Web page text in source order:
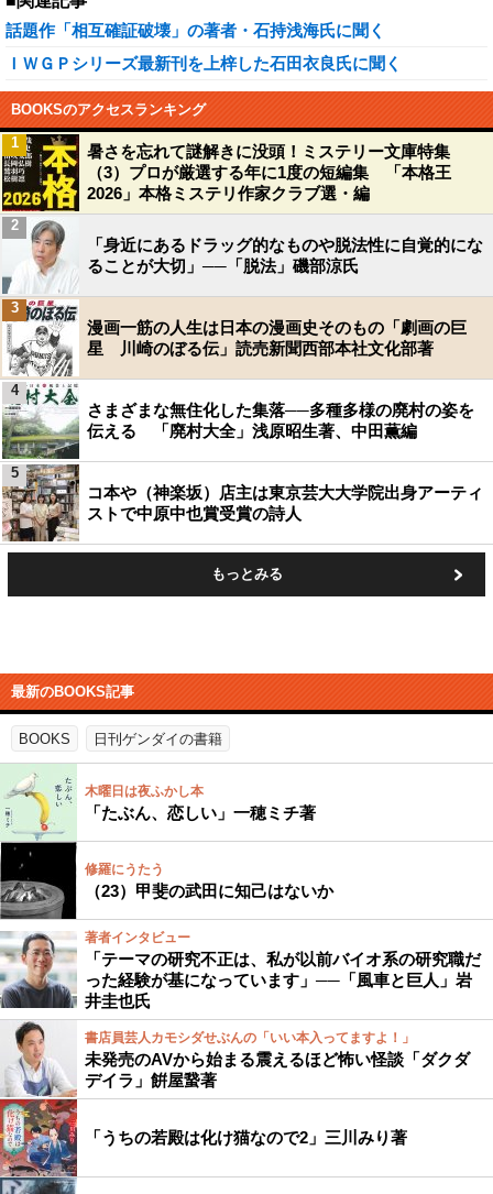
話題作「相互確証破壊」の著者・石持浅海氏に聞く
ＩＷＧＰシリーズ最新刊を上梓した石田衣良氏に聞く
BOOKSのアクセスランキング
暑さを忘れて謎解きに没頭！ミステリー文庫特集
（3）プロが厳選する年に1度の短編集 「本格王
2026」本格ミステリ作家クラブ選・編
1
「身近にあるドラッグ的なものや脱法性に自覚的にな
ることが大切」──「脱法」磯部涼氏
2
漫画一筋の人生は日本の漫画史そのもの「劇画の巨
星 川崎のぼる伝」読売新聞西部本社文化部著
3
さまざまな無住化した集落──多種多様の廃村の姿を
伝える 「廃村大全」浅原昭生著、中田薫編
4
コ本や（神楽坂）店主は東京芸大大学院出身アーティ
ストで中原中也賞受賞の詩人
5
もっとみる
最新のBOOKS記事
BOOKS 日刊ゲンダイの書籍
木曜日は夜ふかし本
「たぶん、恋しい」一穂ミチ著
修羅にうたう
（23）甲斐の武田に知己はないか
著者インタビュー
「テーマの研究不正は、私が以前バイオ系の研究職だ
った経験が基になっています」──「風車と巨人」岩
井圭也氏
書店員芸人カモシダせぶんの「いい本入ってますよ！」
未発売のAVから始まる震えるほど怖い怪談「ダクダ
デイラ」餠屋䖸著
「うちの若殿は化け猫なので2」三川みり著